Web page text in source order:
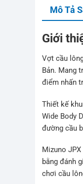
Mô Tả
Giới
Vợt cầu
Bản. Mang
điểm nhấn
Thiết kế
Wide Body
đường cầu
Mizuno
bằng đánh
chơi cầu